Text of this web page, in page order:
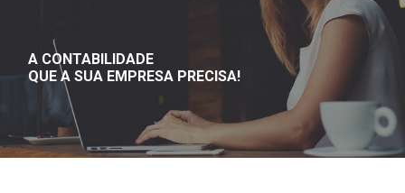
A CONTABILIDADE
QUE A SUA EMPRESA PRECISA!